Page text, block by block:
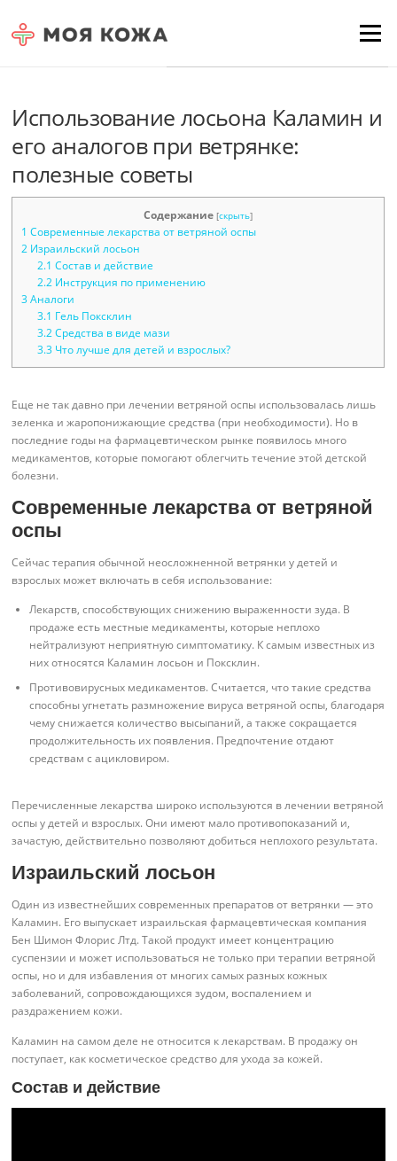
Menu
Использование лосьона Каламин и
его аналогов при ветрянке:
полезные советы
Содержание [скрыть]
1 Современные лекарства от ветряной оспы
2 Израильский лосьон
2.1 Состав и действие
2.2Инструкция по применению
3 Аналоги
3.1 Гель Поксклин
3.2Средства в виде мази
3.3Что лучше для детей и взрослых?
Еще не так давно при лечении ветряной оспы использовалась лишь
зеленка и жаропонижающие средства (при необходимости). Но в
последние годы на фармацевтическом рынке появилось много
медикаментов, которые помогают облегчить течение этой детской
болезни.
Современные лекарства от ветряной
оспы
Сейчас терапия обычной неосложненной ветрянки у детей и
взрослых может включать в себя использование:
Лекарств, способствующих снижению выраженности зуда. В
продаже есть местные медикаменты, которые неплохо
нейтрализуют неприятную симптоматику. К самым известных из
них относятся Каламин лосьон и Поксклин.
Противовирусных медикаментов. Считается, что такие средства
способны угнетать размножение вируса ветряной оспы, благодаря
чему снижается количество высыпаний, а также сокращается
продолжительность их появления. Предпочтение отдают
средствам с ацикловиром.
Перечисленные лекарства широко используются в лечении ветряной
оспы у детей и взрослых. Они имеют мало противопоказаний и,
зачастую, действительно позволяют добиться неплохого результата.
Израильский лосьон
Один из известнейших современных препаратов от ветрянки — это
Каламин. Его выпускает израильская фармацевтическая компания
Бен Шимон Флорис Лтд. Такой продукт имеет концентрацию
суспензии и может использоваться не только при терапии ветряной
оспы, но и для избавления от многих самых разных кожных
заболеваний, сопровождающихся зудом, воспалением и
раздражением кожи.
Каламин на самом деле не относится к лекарствам. В продажу он
поступает, как косметическое средство для ухода за кожей.
Состав и действие
Для любых предложений по